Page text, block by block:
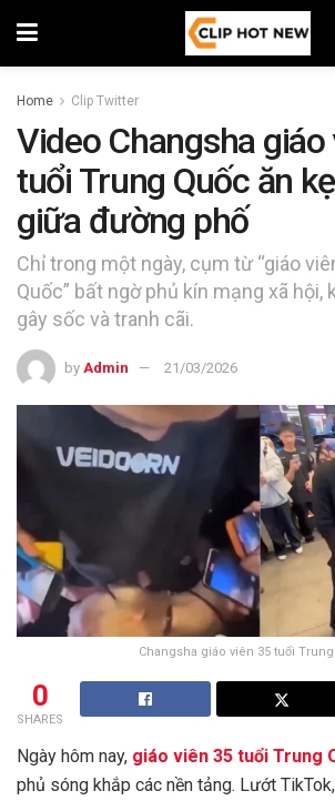
Home Clip Twitter
Video Changsha giáo
tuổi Trung Quốc ăn
giữa đường phố
Chỉ trong một ngày, cụm từ “giáo
Quốc” bất ngờ phủ kín mạng xã hội,
gây sốc và tranh cãi.
by Admin 21/03/2026
Changsha giáo viên 35 tuổi
0
SHARES
Ngày hôm nay, giáo viên 35 tuổi Trung
phủ sóng khắp các nền tảng. Lướt